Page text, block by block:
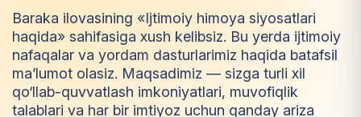
Baraka ilovasining «Ijtimoiy himoya siyosatlari
haqida» sahifasiga xush kelibsiz. Bu yerda ijtimoiy
nafaqalar va yordam dasturlarimiz haqida batafsil
ma’lumot olasiz. Maqsadimiz — sizga turli xil
qo‘llab-quvvatlash imkoniyatlari, muvofiqlik
talablari va har bir imtiyoz uchun qanday ariza